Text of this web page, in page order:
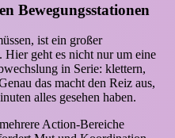
Bewegungsstationen
ist ein großer
geht es nicht nur um eine
in Serie: klettern,
das macht den Reiz aus,
alles gesehen haben.
Action-Bereiche